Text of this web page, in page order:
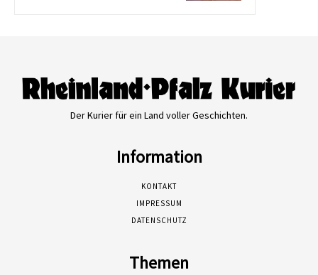
Der Kurier für ein Land voller Geschichten.
Information
KONTAKT
IMPRESSUM
DATENSCHUTZ
Themen